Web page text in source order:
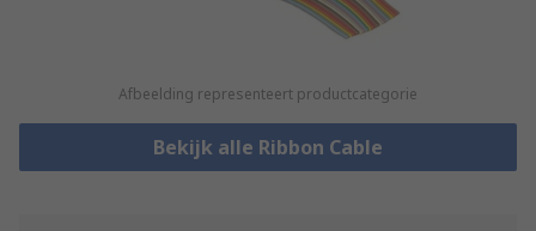
Afbeelding representeert productcategorie
Bekijk alle Ribbon Cable